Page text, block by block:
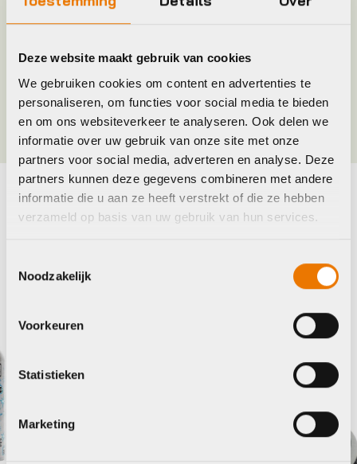
Deze website maakt gebruik van cookies
We gebruiken cookies om content en advertenties te
personaliseren, om functies voor social media te bieden
en om ons websiteverkeer te analyseren. Ook delen we
informatie over uw gebruik van onze site met onze
partners voor social media, adverteren en analyse. Deze
partners kunnen deze gegevens combineren met andere
informatie die u aan ze heeft verstrekt of die ze hebben
verzameld op basis van uw gebruik van hun services.
Noodzakelijk
Voorkeuren
Statistieken
Marketing
Model Muc-off dry lube c3
Merk Muc Off
Maak je fiets compleet
Muc Off Muc